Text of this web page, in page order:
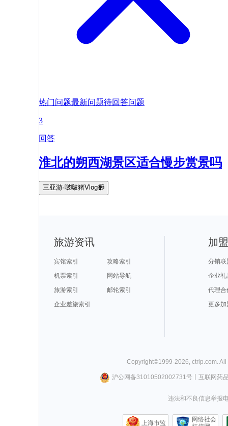
热门问题最新问题待回答问题
3
回答
淮北的朔西湖景区适合慢步赏景吗
三亚游·啵啵猪Vlog📹
旅游资讯
宾馆索引
攻略索引
机票索引
网站导航
旅游索引
邮轮索引
企业差旅索引
加
分销联
企业礼
代理合
更多加
Copyright©1999-2026 ctrip.com .
沪公网备31010502002731号丨 互联网药
违法和不良信息举报
上海市监
网络社会